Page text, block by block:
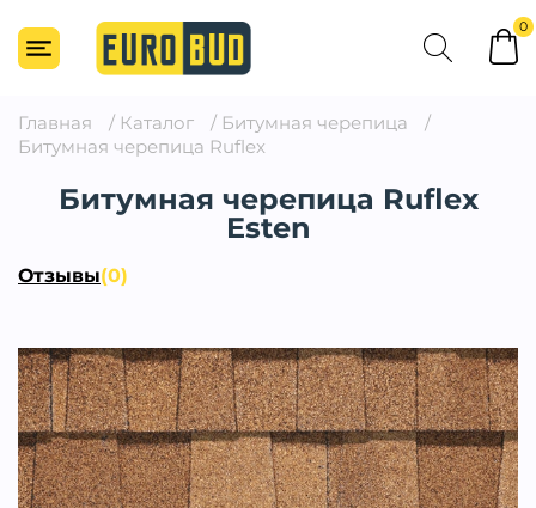
0
Главная / Каталог / Битумная черепица
/
Битумная черепица Ruflex
Битумная черепица Ruflex
Esten
Отзывы(0)